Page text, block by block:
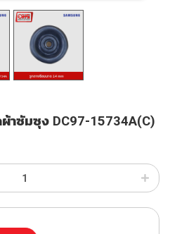
าซัมซุง DC97-15734A(C)